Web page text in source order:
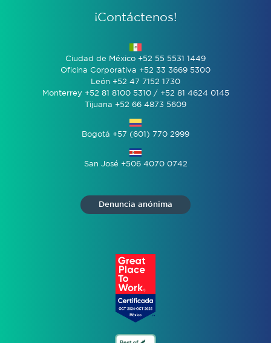
¡Contáctenos!
Ciudad de México +52 55 5531 1449
Oficina Corporativa +52 33 3669 5300
León +52 47 7152 1730
Monterrey +52 81 8100 5310 / +52 81 4624 0145
Tijuana +52 66 4873 5609
Bogotá +57 (601) 770 2999
San José +506 4070 0742
Denuncia anónima